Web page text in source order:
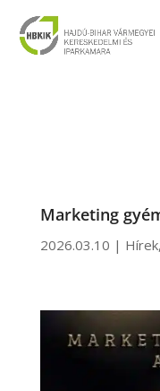
Marketing
2026.03.10 | Hírek,